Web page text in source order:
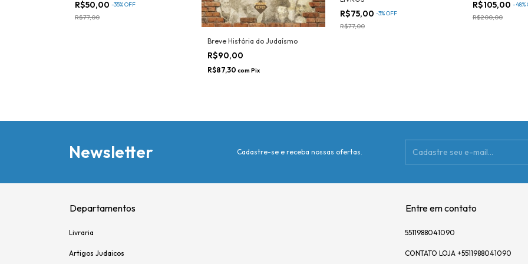
R$50,00 -35%OFF
R$77,00
Breve História do Judaísmo
R$90,00
R$87,30 com Pix
R$75,00 -3%OFF
R$77,00
R$105,00 -48%
R$200,00
Newsletter Cadastre-se e receba nossas ofertas.
Departamentos
Livraria
Artigos Judaicos
Entre em contato
5511988041090
CONTATO LOJA +5511988041090